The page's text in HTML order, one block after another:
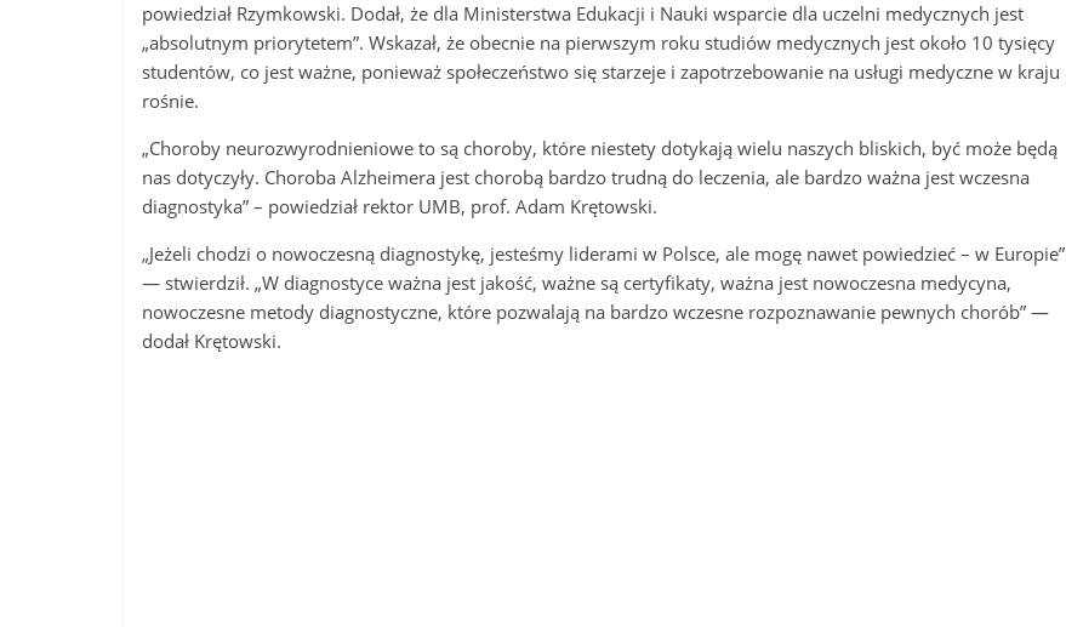
powiedział Rzymkowski. Dodał, że dla Ministerstwa Edukacji i Nauki wsparcie dla uczelni medycznych jest
„absolutnym priorytetem”. Wskazał, że obecnie na pierwszym roku studiów medycznych jest około 10 tysięcy
studentów, co jest ważne, ponieważ społeczeństwo się starzeje i zapotrzebowanie na usługi medyczne w kraju
rośnie.
„Choroby neurozwyrodnieniowe to są choroby, które niestety dotykają wielu naszych bliskich, być może będą
nas dotyczyły. Choroba Alzheimera jest chorobą bardzo trudną do leczenia, ale bardzo ważna jest wczesna
diagnostyka” – powiedział rektor UMB, prof. Adam Krętowski.
„Jeżeli chodzi o nowoczesną diagnostykę, jesteśmy liderami w Polsce, ale mogę nawet powiedzieć – w Europie”
— stwierdził. „W diagnostyce ważna jest jakość, ważne są certyfikaty, ważna jest nowoczesna medycyna,
nowoczesne metody diagnostyczne, które pozwalają na bardzo wczesne rozpoznawanie pewnych chorób” —
dodał Krętowski.